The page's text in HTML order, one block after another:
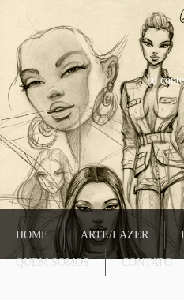
só
HOME ARTE/LAZER
QUEM SOMOS CONTATO